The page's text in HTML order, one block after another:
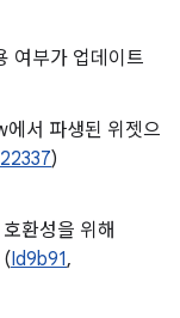
여부가 업데이트
서 파생된 위젯으
)
환성을 위해
Id9b91,